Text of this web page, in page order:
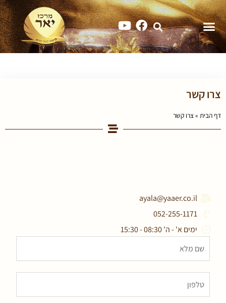
צרו קשר
דף הבית »צרו קשר
ayala@yaaer.co.il
052-255-1171
ימים א' - ה' 08:30 - 15:30